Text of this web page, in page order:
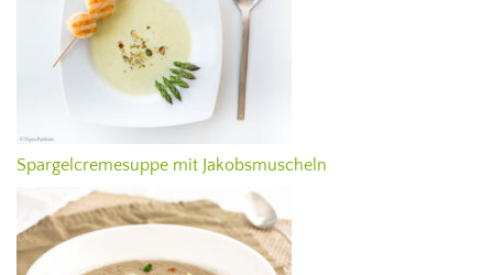
Spargelcremesuppe mit Jakobsmuscheln